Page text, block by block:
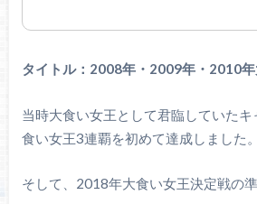
タイトル：2008年・2009年・2010
当時大食い女王として君臨していた
食い女王3連覇を初めて達成しました。
そして、2018年大食い女王決定戦の準